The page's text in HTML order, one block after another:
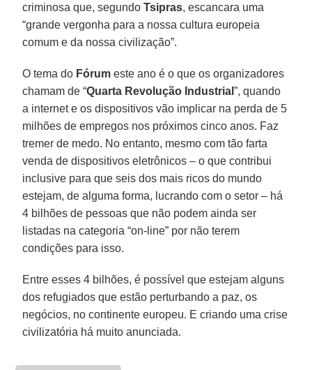
criminosa que, segundoTsipras, escancara uma
“grande vergonha para a nossa cultura europeia
comum e da nossa civilização”.
O tema do Fórum este ano é o que os organizadores
chamam de “Quarta Revolução Industrial”, quando
a internet e os dispositivos vão implicar na perda de 5
milhões de empregos nos próximos cinco anos. Faz
tremer de medo. No entanto, mesmo com tão farta
venda de dispositivos eletrônicos – o que contribui
inclusive para que seis dos mais ricos do mundo
estejam, de alguma forma, lucrando com o setor – há
4 bilhões de pessoas que não podem ainda ser
listadas na categoria “on-line” por não terem
condições para isso.
Entre esses 4 bilhões, é possível que estejam alguns
dos refugiados que estão perturbando a paz, os
negócios, no continente europeu. E criando uma crise
civilizatória há muito anunciada.